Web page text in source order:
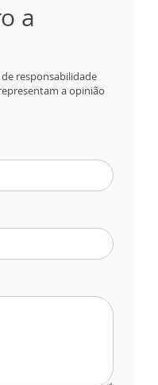
a
responsabilidade
a opinião